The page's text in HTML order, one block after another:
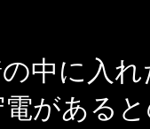
中に入れ
がある